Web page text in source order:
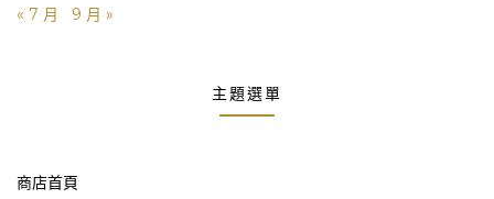
« 7 月 9 月 »
主題選單
商店首頁